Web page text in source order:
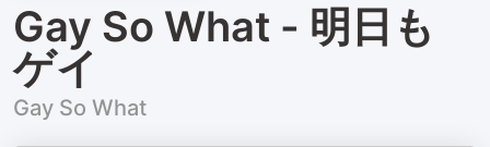
Gay So What - 明日も
ゲイ
Gay So What